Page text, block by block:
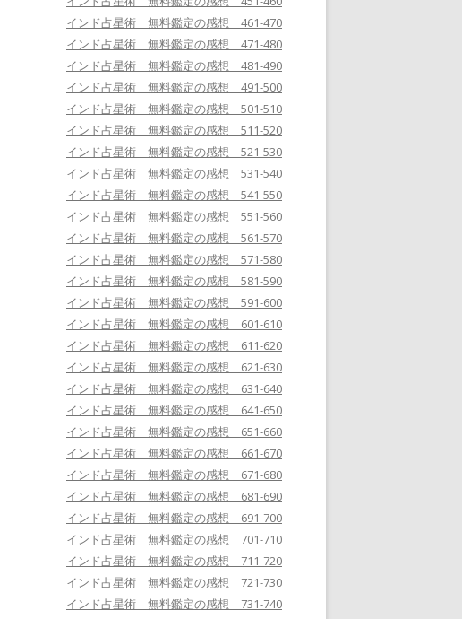
インド占星術 無料鑑定の感想 461-470
インド占星術 無料鑑定の感想 471-480
インド占星術 無料鑑定の感想 481-490
インド占星術 無料鑑定の感想 491-500
インド占星術 無料鑑定の感想 501-510
インド占星術 無料鑑定の感想 511-520
インド占星術 無料鑑定の感想 521-530
インド占星術 無料鑑定の感想 531-540
インド占星術 無料鑑定の感想 541-550
インド占星術 無料鑑定の感想 551-560
インド占星術 無料鑑定の感想 561-570
インド占星術 無料鑑定の感想 571-580
インド占星術 無料鑑定の感想 581-590
インド占星術 無料鑑定の感想 591-600
インド占星術 無料鑑定の感想 601-610
インド占星術 無料鑑定の感想 611-620
インド占星術 無料鑑定の感想 621-630
インド占星術 無料鑑定の感想 631-640
インド占星術 無料鑑定の感想 641-650
インド占星術 無料鑑定の感想 651-660
インド占星術 無料鑑定の感想 661-670
インド占星術 無料鑑定の感想 671-680
インド占星術 無料鑑定の感想 681-690
インド占星術 無料鑑定の感想 691-700
インド占星術 無料鑑定の感想 701-710
インド占星術 無料鑑定の感想 711-720
インド占星術 無料鑑定の感想 721-730
インド占星術 無料鑑定の感想 731-740